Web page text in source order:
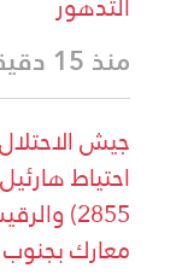
منذ 15 دقيقة
جيش
احتياط
2855)
معارك بجنوب